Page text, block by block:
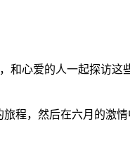
心爱的人一起探访
程，然后在六月的激